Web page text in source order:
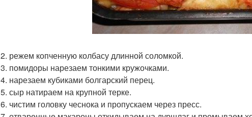
2. режем копченную колбасу длинной соломкой.
3. помидоры нарезаем тонкими кружочками.
4. нарезаем кубиками болгарский перец.
5. сыр натираем на крупной терке.
6. чистим головку чеснока и пропускаем через пресс.